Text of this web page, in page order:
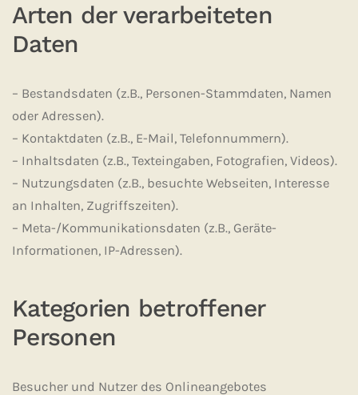
Arten der verarbeiteten
Daten
– Bestandsdaten (z.B., Personen-Stammdaten, Namen
oder Adressen).
– Kontaktdaten (z.B., E-Mail, Telefonnummern).
– Inhaltsdaten (z.B., Texteingaben, Fotografien, Videos).
– Nutzungsdaten (z.B., besuchte Webseiten, Interesse
an Inhalten, Zugriffszeiten).
– Meta-/Kommunikationsdaten (z.B., Geräte-
Informationen, IP-Adressen).
Kategorien betroffener
Personen
Besucher und Nutzer des Onlineangebotes